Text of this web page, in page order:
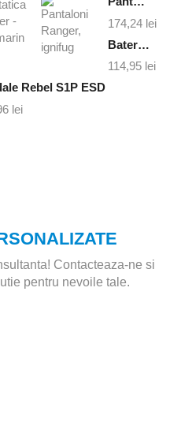
174,24 lei
Baterie externa magsafe 10000 mAh
114,95 lei
Rebel S1P ESD
lei
Contacteaza-ne si
pentru nevoile tale.